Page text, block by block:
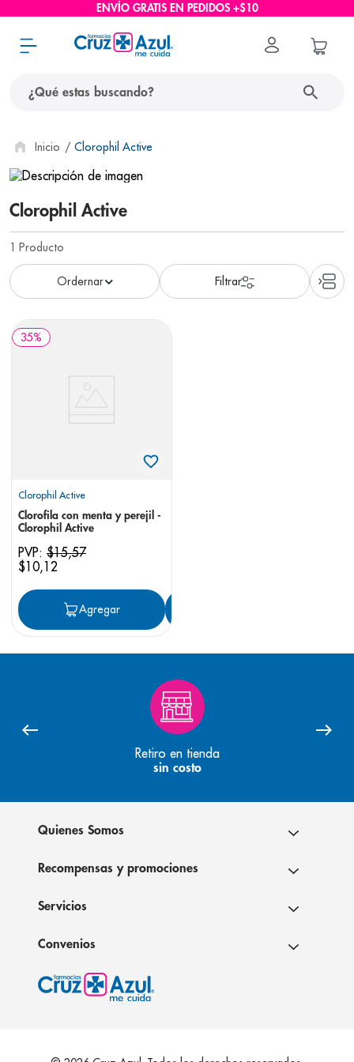
ENVÍO GRATIS EN PEDIDOS +$10
Clorophil Active
Clorophil Active
1 Producto
35%
Clorophil Active
Clorofila con menta y perejil -
Clorophil Active
PVP: $15,57
$10,12
Agregar
Retiro en tienda
sin costo
Quienes Somos
Recompensas y promociones
Servicios
Convenios
términos más buscados
1. protector solar
2. pañales
3. eucerin
4. cerave
nivea
6. shampoo
7.
pediasure
desodorante